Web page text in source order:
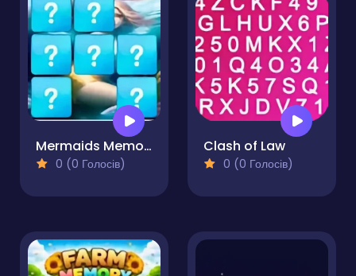
Mermaids Memory Match
0 (0 Голосів)
Clash of Law
0 (0 Голосів)